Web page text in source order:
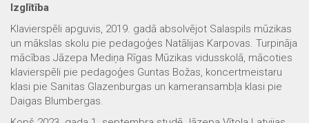
Izglītība
Klavierspēli apguvis, 2019. gadā absolvējot Salaspils mūzikas
un mākslas skolu pie pedagoģes Natālijas Karpovas. Turpināja
mācības Jāzepa Mediņa Rīgas Mūzikas vidusskolā, mācoties
klavierspēli pie pedagoģes Guntas Božas, koncertmeistaru
klasi pie Sanitas Glazenburgas un kameransambļa klasi pie
Daigas Blumbergas.